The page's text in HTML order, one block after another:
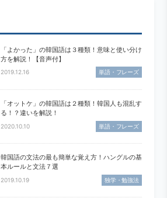
「よかった」の韓国語は３種類！意味と使い分け
方を解説！【音声付】
2019.12.16 単語・フレーズ
「オットケ」の韓国語は２種類！韓国人も混乱す
る！？違いを解説！
2020.10.10 単語・フレーズ
韓国語の文法の最も簡単な覚え方！ハングルの基
本ルールと文法７選
2019.10.19 独学・勉強法